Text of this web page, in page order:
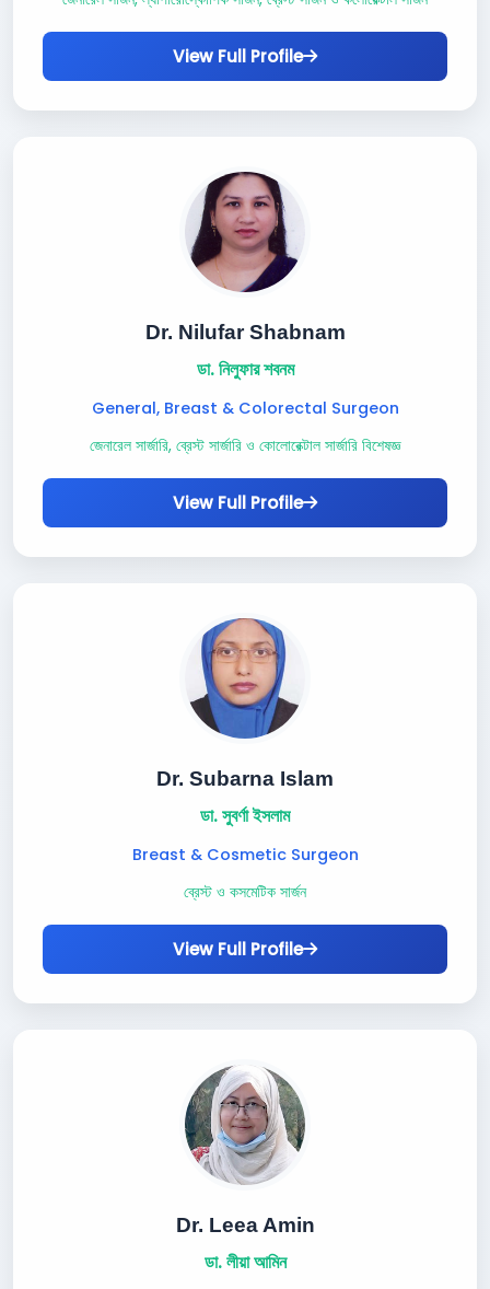
View Full Profile
Dr. Nilufar Shabnam
ডা. নিলুফার শবনম
General, Breast & Colorectal Surgeon
জেনারেল সার্জারি, ব্রেস্ট সার্জারি ও কোলোরেক্টাল সার্জারি বিশেষজ্ঞ
View Full Profile
Dr. Subarna Islam
ডা. সুবর্ণা ইসলাম
Breast & Cosmetic Surgeon
ব্রেস্ট ও কসমেটিক সার্জন
View Full Profile
Dr. Leea Amin
ডা. লীয়া আমিন